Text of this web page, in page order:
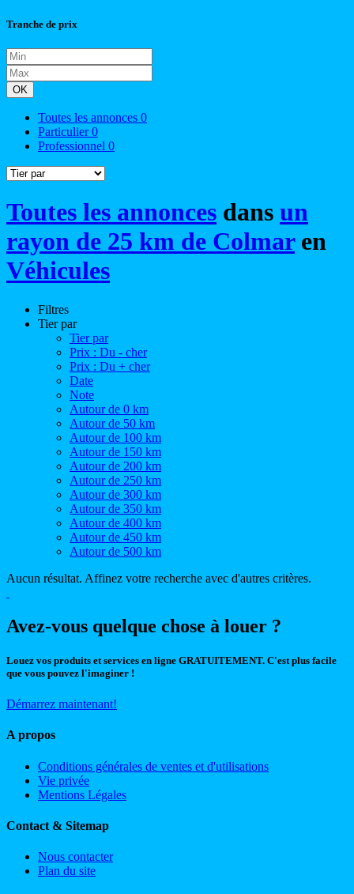
Tranche de prix
OK
Toutes les annonces 0
Particulier0
Professionnel 0
Toutes les annonces dans un
rayon de 25 km de Colmaren
Véhicules
Filtres
Tier par
Tier par
Prix : Du - cher
Prix : Du + cher
Date
Note
Autour de 0 km
Autour de 50 km
Autour de 100 km
Autour de 150 km
Autour de 200 km
Autour de 250 km
Autour de 300 km
Autour de 350 km
Autour de 400 km
Autour de 450 km
Autour de 500 km
Aucun résultat. Affinez votre recherche avec d'autres critères.
Avez-vous quelque chose à louer ?
Louez vos produits et services en ligne GRATUITEMENT. C'est plus facile
que vous pouvez l'imaginer !
Démarrez maintenant!
A propos
Conditions générales de ventes et d'utilisations
Vie privée
Mentions Légales
Contact & Sitemap
Nous contacter
Plan du site